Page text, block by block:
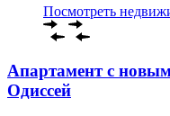
Посмотреть
Апартамент с
Одиссей